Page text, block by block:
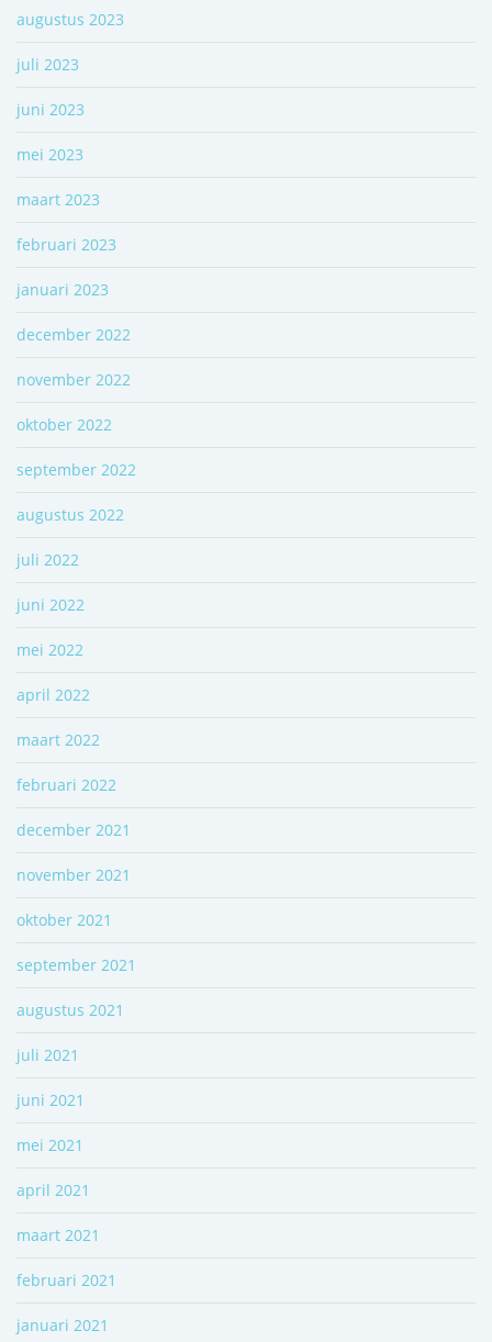
augustus 2023
juli 2023
juni 2023
mei 2023
maart 2023
februari 2023
januari 2023
december 2022
november 2022
oktober 2022
september 2022
augustus 2022
juli 2022
juni 2022
mei 2022
april 2022
maart 2022
februari 2022
december 2021
november 2021
oktober 2021
september 2021
augustus 2021
juli 2021
juni 2021
mei 2021
april 2021
maart 2021
februari 2021
januari 2021